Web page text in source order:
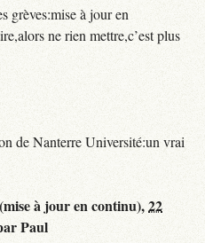
grèves:mise à jour en
ne rien mettre,c’est plus
de Nanterre Université:un vrai
à jour en continu),22
Paul